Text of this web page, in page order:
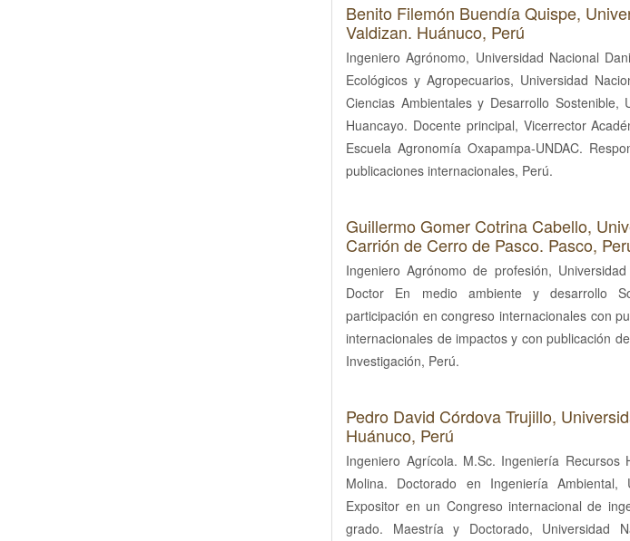
Benito Filemón Buendía Quispe,
Valdizan. Huánuco, Perú
Ingeniero Agrónomo, Universidad Nacional
Ecológicos y Agropecuarios, Universidad
Ciencias Ambientales y Desarrollo
Huancayo. Docente principal, Vicerrector
Escuela Agronomía Oxapampa-UNDAC.
publicaciones internacionales, Perú.
Guillermo Gomer Cotrina Cabello,
Carrión de Cerro de Pasco. Pasco,
Ingeniero Agrónomo de profesión,
Doctor En medio ambiente y desarrollo
participación en congreso internacionales con
internacionales de impactos y con publicación
Investigación, Perú.
Pedro David Córdova Trujillo,
Huánuco, Perú
Ingeniero Agrícola. M.Sc. Ingeniería Recursos
Molina. Doctorado en Ingeniería Ambiental,
Expositor en un Congreso internacional de
grado. Maestría y Doctorado, Universidad